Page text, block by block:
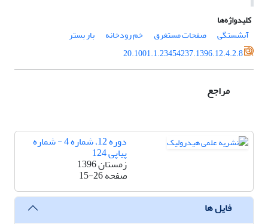
کلیدواژه‌ها
آبشستگی
صفحات مستغرق خم رودخانه
بار بستر
20.1001.1.23454237.1396.12.4.2.8
مراجع
دوره 12، شماره 4 - شماره
پیاپی 124
زمستان 1396
صفحه15-26
فایل ها